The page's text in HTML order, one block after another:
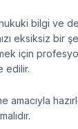
bilgi ve
eksiksiz bir
için
edilir.